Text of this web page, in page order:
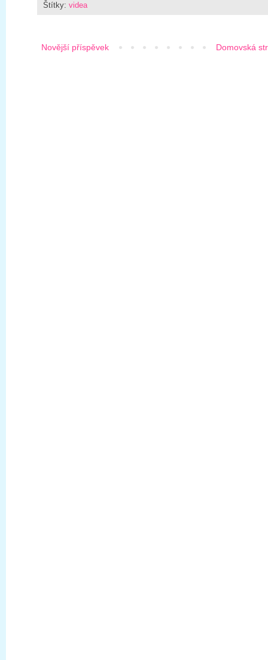
Štítky: videa
Novější příspěvek Domovská